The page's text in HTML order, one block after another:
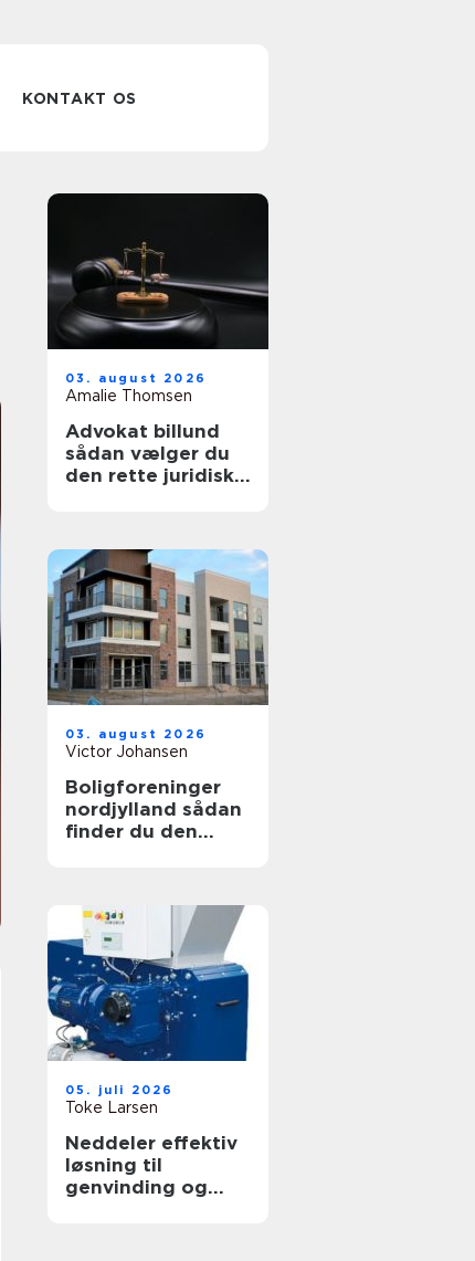
KONTAKT OS
03. august 2026
Amalie Thomsen
Advokat billund
sådan vælger du
den rette juridiske
03. august 2026
Victor Johansen
Boligforeninger
nordjylland sådan
finder du den
05. juli 2026
Toke Larsen
Neddeler effektiv
løsning til
genvinding og